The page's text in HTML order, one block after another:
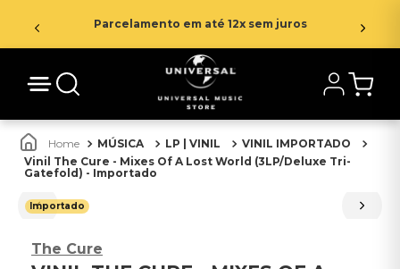
Parcelamento em até 12x sem juros
MÚSICA LP | VINIL
VINIL IMPORTADO
Vinil The Cure - Mixes Of A Lost World (3LP/Deluxe Tri-
Gatefold) - Importado
Importado
The Cure